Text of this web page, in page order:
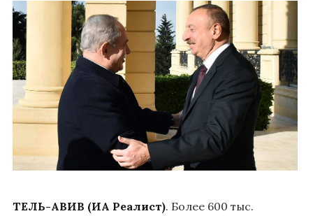
ТЕЛЬ-АВИВ (ИА Реалист). Более 600 тыс.